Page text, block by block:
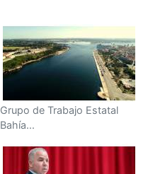
Grupo de Trabajo Estatal
Bahía...